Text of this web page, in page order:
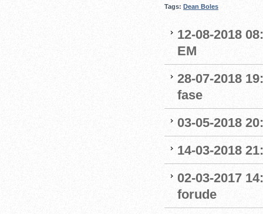
Tags: Dean Boles
12-08-2018
EM
28-07-2018
fase
03-05-2018
14-03-2018
02-03-2017
forude